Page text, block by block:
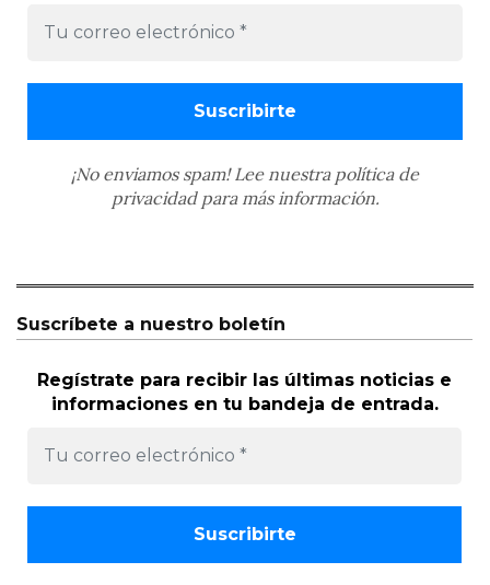
¡No enviamos spam! Lee nuestra política de
privacidadpara más información.
Suscríbete a nuestro boletín
Regístrate para recibir las últimas noticias e
informaciones en tu bandeja de entrada.